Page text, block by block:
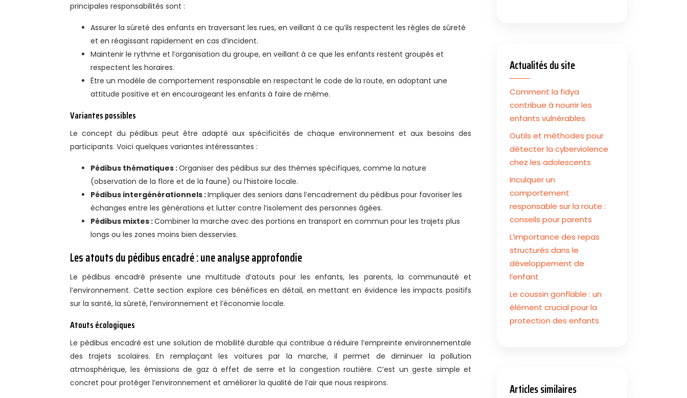
principales responsabilités sont :
Assurer la sûreté des enfants en traversant les rues, en veillant à ce qu’ils respectent les règles de sûreté
et en réagissant rapidement en cas d’incident.
Maintenir le rythme et l’organisation du groupe, en veillant à ce que les enfants restent groupés et
respectent les horaires.
Être un modèle de comportement responsable en respectant le code de la route, en adoptant une
attitude positive et en encourageant les enfants à faire de même.
Variantes possibles
Le concept du pédibus peut être adapté aux spécificités de chaque environnement et aux besoins des
participants. Voici quelques variantes intéressantes :
Pédibus thématiques :Organiser des pédibus sur des thèmes spécifiques, comme la nature
(observation de la flore et de la faune) ou l’histoire locale.
Pédibus intergénérationnels :Impliquer des seniors dans l’encadrement du pédibus pour favoriser les
échanges entre les générations et lutter contre l’isolement des personnes âgées.
Pédibus mixtes :Combiner la marche avec des portions en transport en commun pour les trajets plus
longs ou les zones moins bien desservies.
Les atouts du pédibus encadré : une analyse approfondie
Le pédibus encadré présente une multitude d’atouts pour les enfants, les parents, la communauté et
l’environnement. Cette section explore ces bénéfices en détail, en mettant en évidence les impacts positifs
sur la santé, la sûreté, l’environnement et l’économie locale.
Atouts écologiques
Le pédibus encadré est une solution de mobilité durable qui contribue à réduire l’empreinte environnementale
des trajets scolaires. En remplaçant les voitures par la marche, il permet de diminuer la pollution
atmosphérique, les émissions de gaz à effet de serre et la congestion routière. C’est un geste simple et
concret pour protéger l’environnement et améliorer la qualité de l’air que nous respirons.
Actualités du site
Comment la fidya
contribue à nourrir les
enfants vulnérables
Outils et méthodes pour
détecter la cyberviolence
chez les adolescents
Inculquer un
comportement
responsable sur la route :
conseils pour parents
L’importance des repas
structurés dans le
développement de
l’enfant
Le coussin gonflable : un
élément crucial pour la
protection des enfants
Articles similaires